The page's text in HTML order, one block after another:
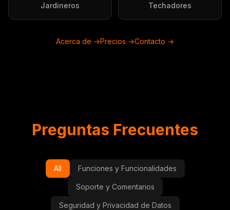
Jardineros Techadores
Acerca de →Precios →Contacto →
Preguntas Frecuentes
All Funciones y Funcionalidades
Soporte y Comentarios
Seguridad y Privacidad de Datos